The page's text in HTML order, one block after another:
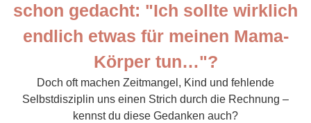
schon gedacht: "Ich sollte wirklich
endlich etwas für meinen Mama-
Körper tun…"?
Doch oft machen Zeitmangel, Kind und fehlende
Selbstdisziplin uns einen Strich durch die Rechnung –
kennst du diese Gedanken auch?